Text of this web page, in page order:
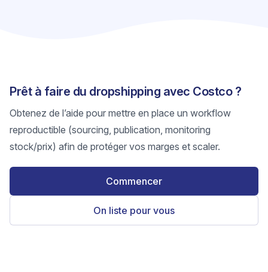
Prêt à faire du dropshipping avec Costco ?
Obtenez de l’aide pour mettre en place un workflow
reproductible (sourcing, publication, monitoring
stock/prix) afin de protéger vos marges et scaler.
Commencer
On liste pour vous